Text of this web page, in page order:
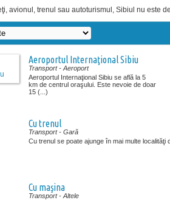
avionul, trenul sau autoturismul, Sibiul nu este
Aeroportul Internaţional Sibiu
Transport - Aeroport
Aeroportul Internaţional Sibiu se află la 5
km de centrul oraşului. Este nevoie de doar
15 (...)
Cu trenul
Transport - Gară
Cu trenul se poate ajunge în mai multe localităţi
Cu maşina
Transport - Altele